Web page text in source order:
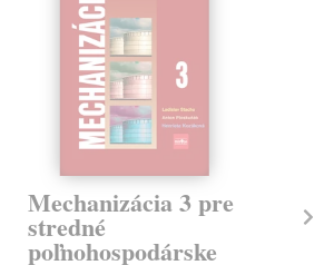
Mechanizácia 3 pre
stredné
poľnohospodárske